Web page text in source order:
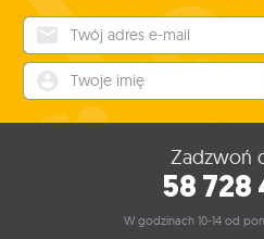
Zadzwoń
58 728
W godzinach 10-14 od